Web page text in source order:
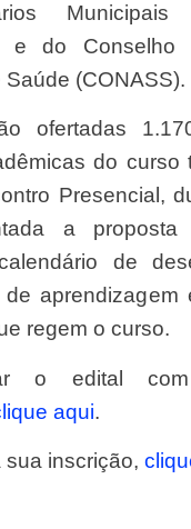
e do Conselho
(CONASS).
do curso
Presencial,
a proposta
de
aprendizagem
regem o curso.
aqui.
sua inscrição,